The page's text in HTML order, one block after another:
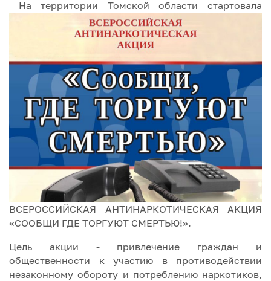
На территории Томской области стартовала
ВСЕРОССИЙСКАЯ АНТИНАРКОТИЧЕСКАЯ АКЦИЯ
«СООБЩИ ГДЕ ТОРГУЮТ СМЕРТЬЮ!».
Цель акции - привлечение граждан и
общественности к участию в противодействии
незаконному обороту и потреблению наркотиков,